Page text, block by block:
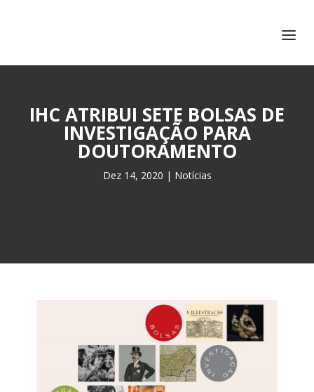
IHC ATRIBUI SETE BOLSAS DE
INVESTIGAÇÃO PARA
DOUTORAMENTO
Dez 14, 2020 | Notícias